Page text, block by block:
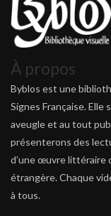
À propos
Byblos est une
Signes Française. Elle
aveugle et au tout
présenterons des
d’une œuvre littéraire
étrangère. Chaque
à tous.